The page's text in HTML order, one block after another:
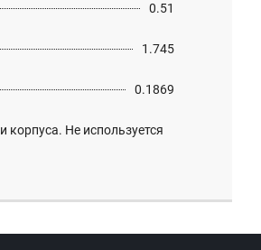
0.51
1.745
0.1869
корпуса. Не используется